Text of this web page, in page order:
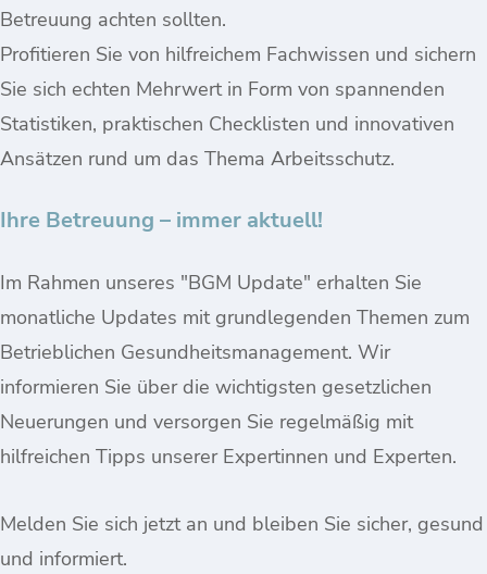
Betreuung achten sollten.
Profitieren Sie von hilfreichem Fachwissen und sichern
Sie sich echten Mehrwert in Form von spannenden
Statistiken, praktischen Checklisten und innovativen
Ansätzen rund um das Thema Arbeitsschutz.
Ihre Betreuung – immer aktuell!
Im Rahmen unseres "BGM Update" erhalten Sie
monatliche Updates mit grundlegenden Themen zum
Betrieblichen Gesundheitsmanagement. Wir
informieren Sie über die wichtigsten gesetzlichen
Neuerungen und versorgen Sie regelmäßig mit
hilfreichen Tipps unserer Expertinnen und Experten.
Melden Sie sich jetzt an und bleiben Sie sicher, gesund
und informiert.